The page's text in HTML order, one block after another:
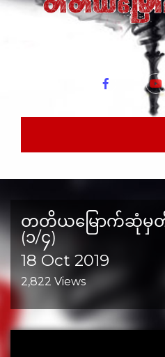
တတိယမြောက်ဆုံမှတ်
(၁/၄)
18 Oct 2019
2,822 Views